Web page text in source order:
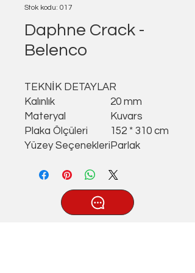
Stok kodu: 017
Daphne Crack -
Belenco
TEKNİK DETAYLAR
Kalınlık
20 mm
Materyal
Kuvars
Plaka Ölçüleri
152 * 310 cm
Yüzey Seçenekleri Parlak